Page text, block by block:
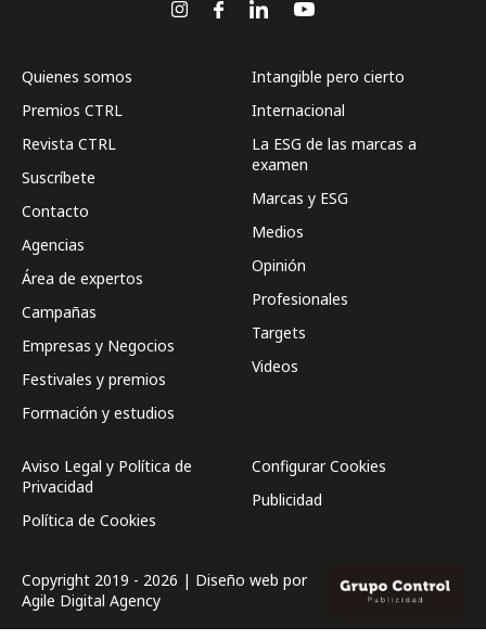
Quienes somos
Premios CTRL
Revista CTRL
Suscríbete
Contacto
Agencias
Área de expertos
Campañas
Empresas y Negocios
Festivales y premios
Formación y estudios
Intangible pero cierto
Internacional
La ESG de las marcas a
examen
Marcas y ESG
Medios
Opinión
Profesionales
Targets
Videos
Aviso Legal y Política de
Privacidad
Política de Cookies
Configurar Cookies
Publicidad
Copyright 2019 - 2026 | Diseño web por
Agile Digital Agency